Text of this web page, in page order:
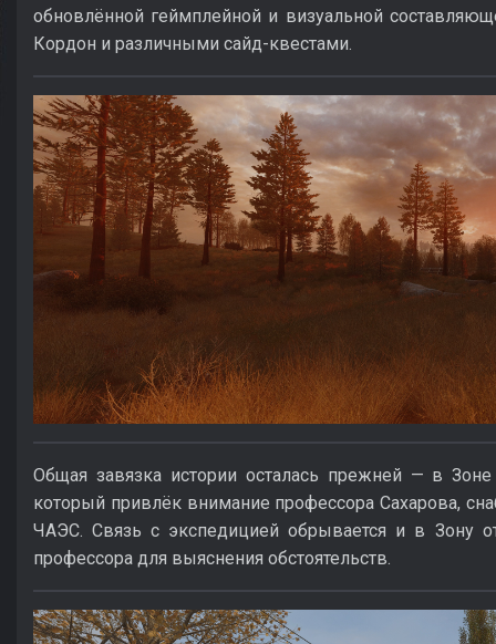
обновлённой геймплейной и визуальной
Кордон и различными сайд-квестами.
Общая завязка истории осталась прежней — в
который привлёк внимание профессора Сахарова,
ЧАЭС. Связь с экспедицией обрывается и в Зону
профессора для выяснения обстоятельств.